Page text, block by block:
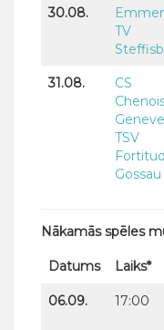
30.08.
TV
31.08.
CS
TSV
Gossau
Nākamās spēles
Datums Laiks*
06.09. 17:00